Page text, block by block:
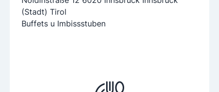
(Stadt) Tirol
Buffets u Imbissstuben